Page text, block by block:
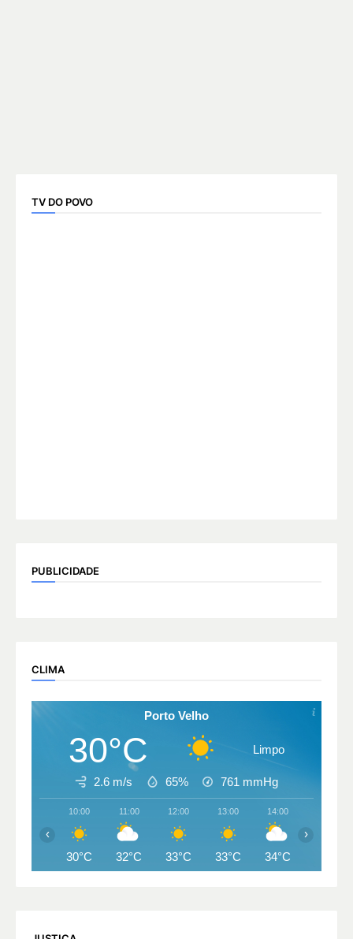
TV DO POVO
PUBLICIDADE
CLIMA
Porto Velho
30°C Limpo
2.6 m/s 65% 761 mmHg
10:00
30°C
11:00
32°C
12:00
33°C
13:00
33°C
14:00
34°C
‹ ›